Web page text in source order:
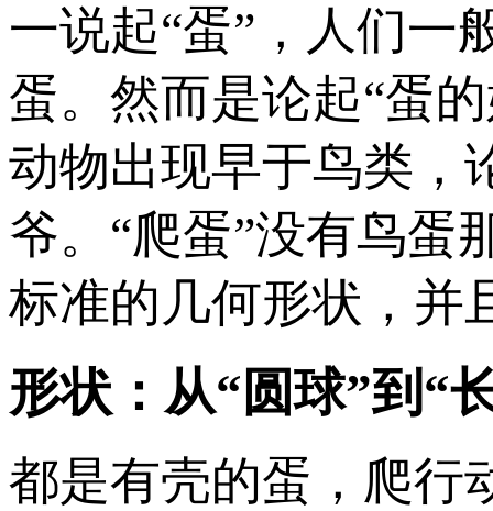
一说起“蛋”，人们一
蛋。然而是论起“蛋
动物出现早于鸟类，
爷。“爬蛋”没有鸟蛋
标准的几何形状，并
形状：从“圆球”到“
都是有壳的蛋，爬行